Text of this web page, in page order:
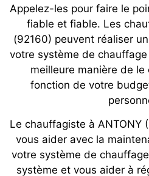
Appelez-les pour faire le
fiable et fiable. Les
(92160) peuvent réaliser
votre système de
meilleure manière de le
fonction de votre
Le chauffagiste à ANTONY
vous aider avec la
votre système de
système et vous aider à